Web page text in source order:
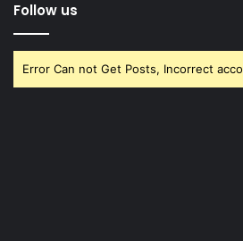
Follow us
Error Can not Get Posts, Incorrect